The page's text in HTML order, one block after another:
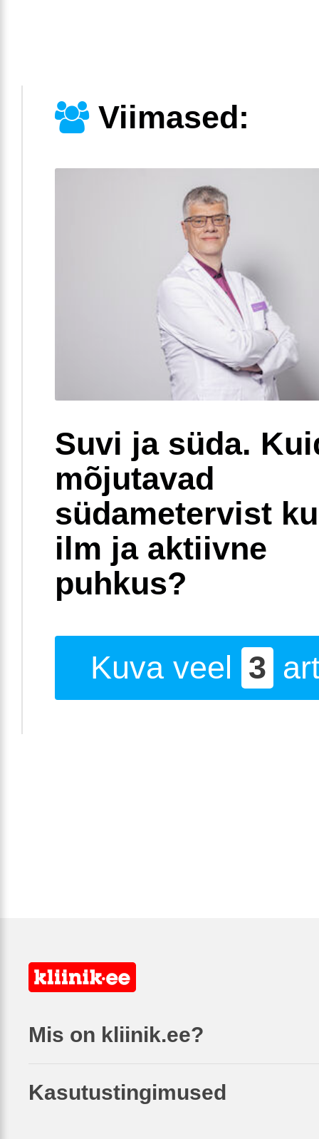
Viimased:
Suvi ja süda.
mõjutavad
südametervist
ilm ja aktiivne
puhkus?
Kuva veel 3
Mis on kliinik.ee?
Kasutustingimused